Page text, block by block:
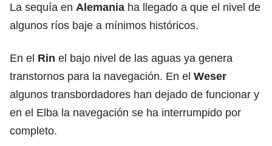
La sequía en Alemania ha llegado a que el nivel de
algunos ríos baje a mínimos históricos.
En el Rin el bajo nivel de las aguas ya genera
transtornos para la navegación. En el Weser
algunos transbordadores han dejado de funcionar y
en el Elba la navegación se ha interrumpido por
completo.